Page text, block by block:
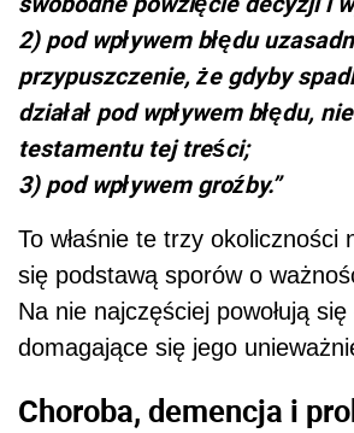
2) pod wpływem błędu
przypuszczenie, że gdyby
działał pod wpływem błędu,
testamentu tej treści;
3) pod wpływem groźby.”
To właśnie te trzy okoliczności
się podstawą sporów o
Na nie najczęściej powołują
domagające się jego
Choroba, demencja i